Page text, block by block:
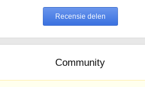
Community